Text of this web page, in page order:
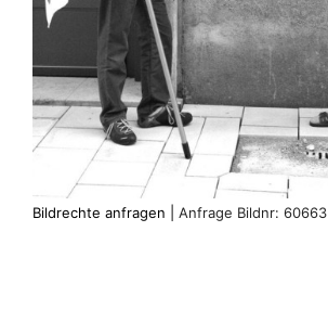
Bildrechte anfragen | Anfrage Bildnr: 60663